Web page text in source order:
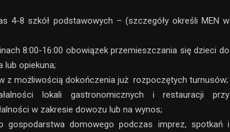
4-8 szkół podstawowych – (szczegóły określi MEN w
8:00-16:00 obowiązek przemieszczania się dzieci do
lub opiekuna;
z możliwością dokończenia już rozpoczętych turnusów;
lokali gastronomicznych i restauracji przy
w zakresie dowozu lub na wynos;
gospodarstwa domowego podczas imprez, spotkań i